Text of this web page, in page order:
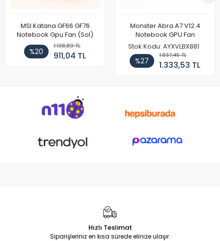
MSI Katana GF66 GF76
Notebook Gpu Fan (Sol)
%20
1.138,80 TL
911,04 TL
Monster Abra A7 V12.4
Notebook GPU Fan
Stok Kodu: AYXVLBX881
%27
1.837,45 TL
1.333,53 TL
Hızlı Teslimat
Siparişleriniz en kısa sürede elinize ulaşır.